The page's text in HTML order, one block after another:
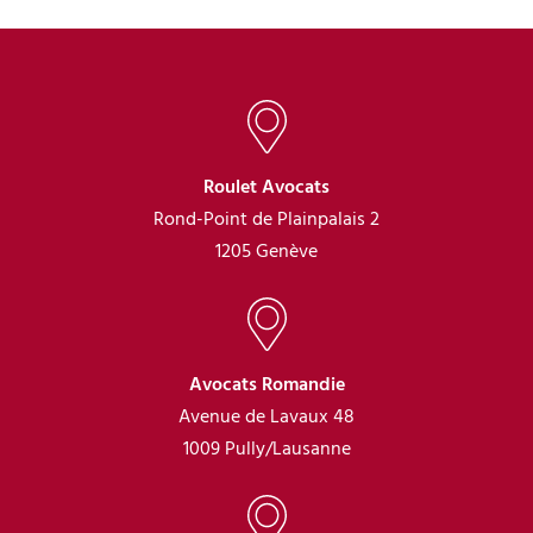
Roulet Avocats
Rond-Point de Plainpalais 2
1205 Genève
Avocats Romandie
Avenue de Lavaux 48
1009 Pully/Lausanne